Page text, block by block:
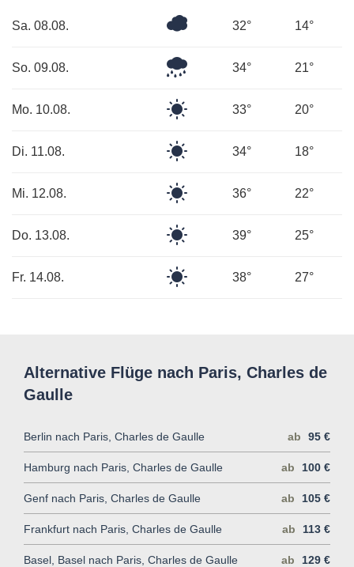
Sa. 08.08.
Überwiegend
32° 14°
So. 09.08. 34° 21°
Mo. 10.08. 33° 20°
Di. 11.08. 34° 18°
Mi. 12.08. 36° 22°
Do. 13.08. 39° 25°
Fr. 14.08. 38° 27°
Alternative Flüge nach Paris, Charles de
Gaulle
Berlin nach Paris, Charles de Gaulle ab 95 €
Hamburg nach Paris, Charles de Gaulle ab 100 €
Genf nach Paris, Charles de Gaulle ab 105 €
Frankfurt nach Paris, Charles de Gaulle ab 113 €
Basel, Basel nach Paris, Charles de Gaulle ab 129 €